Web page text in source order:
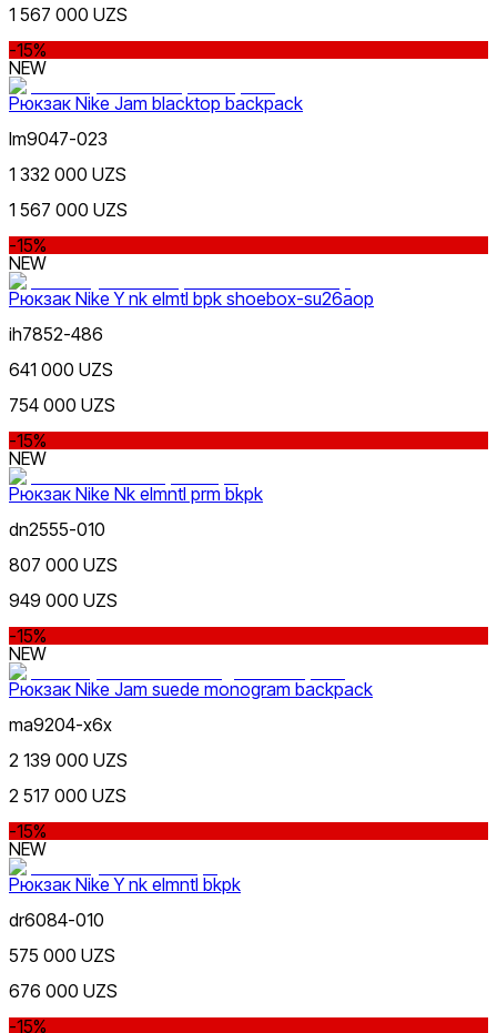
Серый
Голубой
1 567 000 UZS
-15%
NEW
Рюкзак Nike Jam blacktop backpack
lm9047-023
1 332 000 UZS
1 567 000 UZS
-15%
NEW
Рюкзак Nike Y nk elmtl bpk shoebox-su26aop
ih7852-486
641 000 UZS
754 000 UZS
-15%
NEW
Рюкзак Nike Nk elmntl prm bkpk
dn2555-010
807 000 UZS
949 000 UZS
-15%
NEW
Рюкзак Nike Jam suede monogram backpack
ma9204-x6x
2 139 000 UZS
2 517 000 UZS
-15%
NEW
Рюкзак Nike Y nk elmntl bkpk
dr6084-010
575 000 UZS
676 000 UZS
-15%